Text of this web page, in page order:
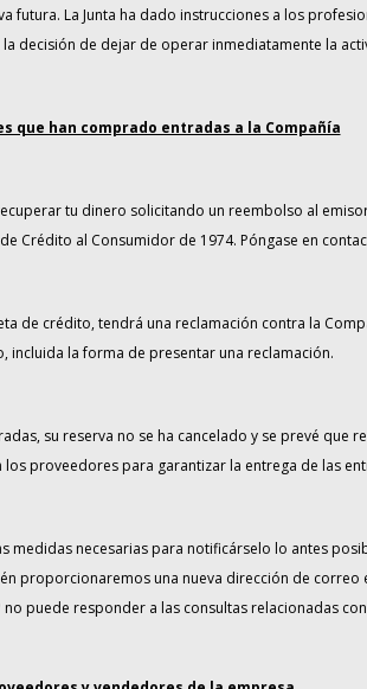
La Junta ha dado instrucciones a los
decisión de dejar de operar inmediatamente la
que han comprado entradas a la Compañía
tu dinero solicitando un reembolso al
Crédito al Consumidor de 1974. Póngase en
de crédito, tendrá una reclamación contra la
incluida la forma de presentar una reclamación.
su reserva no se ha cancelado y se prevé que
proveedores para garantizar la entrega de las
medidas necesarias para notificárselo lo antes
proporcionaremos una nueva dirección de correo
puede responder a las consultas relacionadas